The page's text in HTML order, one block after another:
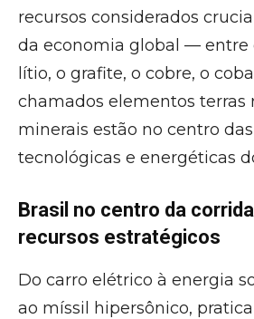
recursos considerados
da economia global — entre
lítio, o grafite, o cobre, o
chamados elementos terras
minerais estão no centro
tecnológicas e energéticas
Brasil no centro da
recursos estratégicos
Do carro elétrico à energia
ao míssil hipersônico,